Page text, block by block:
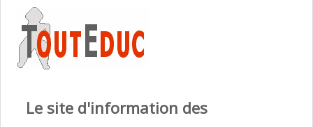
Le site d'information des